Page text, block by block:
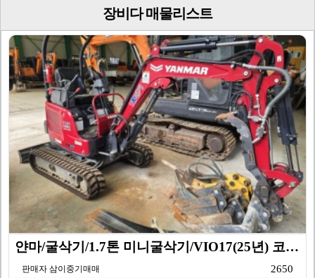
장비다 매물리스트
얀마/굴삭기/1.7톤 미니굴삭기/VIO17(25년) 코…
판매자 삼이중기매매 2650